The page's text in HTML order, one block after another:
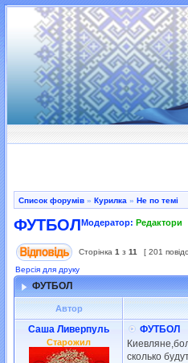
Список форумів » Курилка » Не по темі
ФУТБОЛМодератор: Редактори
Сторінка 1 з 11
[ 201
Версія для друку
ФУТБОЛ
Автор
Саша Ливерпуль
Старожил
ФУТБОЛ
сколько